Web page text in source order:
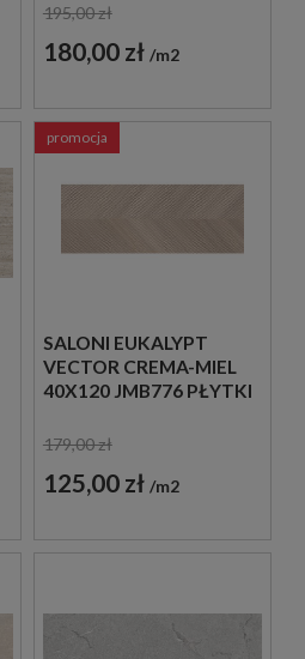
195,00 zł
180,00 zł m2
SALONI EUKALYPT
VECTOR CREMA-MIEL
40X120 JMB776 PŁYTKI
ŚCIENNE
179,00 zł
125,00 zł m2
promocja